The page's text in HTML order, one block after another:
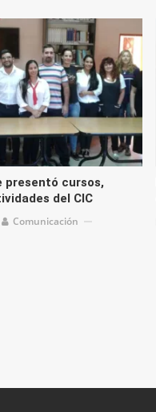
presentó cursos,
del CIC
Comunicación